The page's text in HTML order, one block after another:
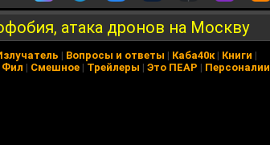
атака дронов на Москву
| Вопросы и ответы | Каба40к| Книги |
Фил | Смешное | Трейлеры | Это ПЕАР | Персоналии